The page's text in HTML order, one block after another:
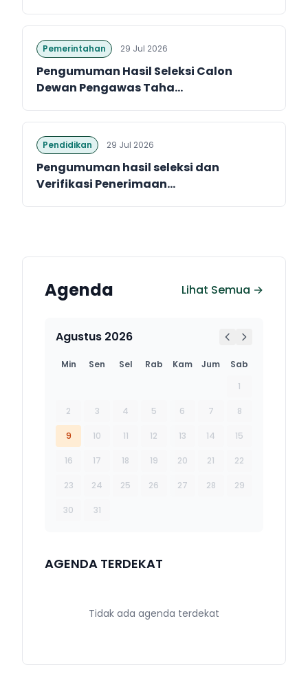
Pemerintahan 29 Jul 2026
Pengumuman Hasil Seleksi Calon
Dewan Pengawas Taha...
Pendidikan 29 Jul 2026
Pengumuman hasil seleksi dan
Verifikasi Penerimaan...
Agenda Lihat Semua →
Agustus 2026
Min Sen Sel Rab Kam Jum
Sab
1
2 3 4 5 6 7 8
9 10 11 12 13 14 15
16 17 18 19 20 21 22
23 24 25 26 27 28 29
30 31
AGENDA TERDEKAT
Tidak ada agenda terdekat